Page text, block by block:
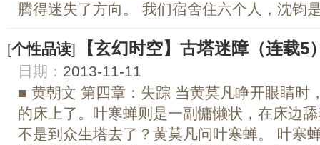
腾得迷失了方向。 我们宿舍住六个人，沈钧
[个性品读] 【玄幻时空】古塔迷障（连载5
日期： 2013-11-11
■ 黄朝文 第四章：失踪 当黄莫凡睁开眼睛时
的床上了。叶寒蝉则是一副慵懒状，在床边
不是到众生塔去了？黄莫凡问叶寒蝉。 叶寒